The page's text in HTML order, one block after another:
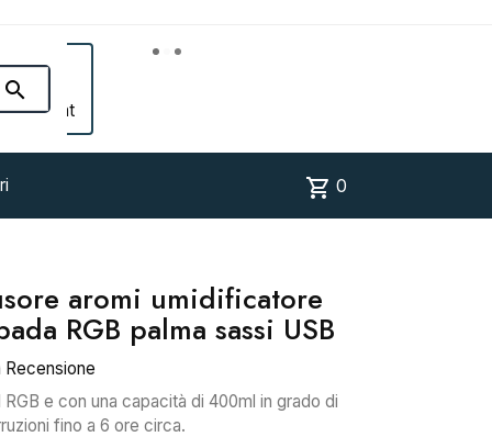


Account
shopping_cart 0
aromi umidificatore
RGB palma sassi USB
Recensione
e con una capacità di 400ml in grado di
fino a 6 ore circa.